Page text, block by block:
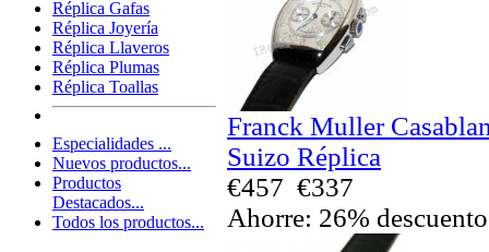
Réplica Gafas
Réplica Joyería
Réplica Llaveros
Réplica Plumas
Réplica Toallas
Especialidades ...
Nuevos productos...
Productos
Destacados...
Todos los productos...
Franck Muller
Suizo Réplica
€457 €337
Ahorre: 26% descuento